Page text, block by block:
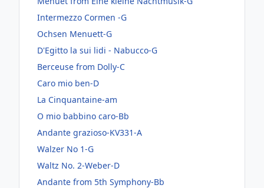
Intermezzo Cormen -G
Ochsen Menuett-G
D'Egitto la sui lidi - Nabucco-G
Berceuse from Dolly-C
Caro mio ben-D
La Cinquantaine-am
O mio babbino caro-Bb
Andante grazioso-KV331-A
Walzer No 1-G
Waltz No. 2-Weber-D
Andante from 5th Symphony-Bb